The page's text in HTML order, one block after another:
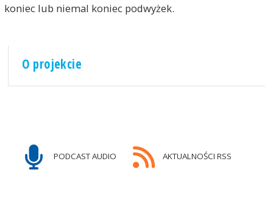
koniec lub niemal koniec podwyżek.
O projekcie
PODCAST AUDIO AKTUALNOŚCI RSS